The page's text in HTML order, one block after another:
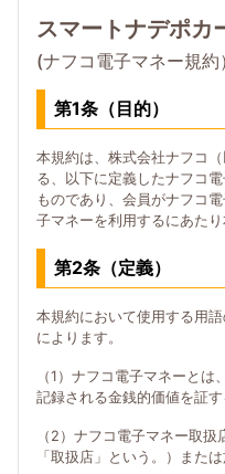
スマートナデポカ
(ナフコ電子マネー規約）
第1条（目的）
本規約は、株式会社ナフコ
る、以下に定義したナフコ
ものであり、会員がナフコ
子マネーを利用するにあたり
第2条（定義）
本規約において使用する用
によります。
（1）ナフコ電子マネーと
記録される金銭的価値を証す
（2）ナフコ電子マネー取
「取扱店」という。）また